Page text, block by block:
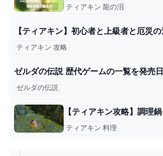
ティアキン 龍の泪
【ティアキン】初心者と上級者と厄災
ティアキン 攻略
ゼルダの伝説 歴代ゲームの一覧を発売
ゼルダの伝説
ティアキン 料理